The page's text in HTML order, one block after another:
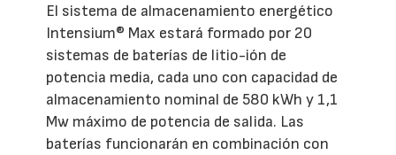
El sistema de almacenamiento energético
Intensium® Max estará formado por 20
sistemas de baterías de litio-ión de
potencia media, cada uno con capacidad de
almacenamiento nominal de 580 kWh y 1,1
Mw máximo de potencia de salida. Las
baterías funcionarán en combinación con